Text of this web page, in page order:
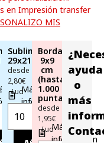
en Impresión transfer
MIS
Sublimación
29x21cm
desde
2,80€
/ udMás
información
Bordado
9x9
cm
(hasta
1.000
puntadas)
desde
1,95€
/ udMás
información
ayuda
o
más